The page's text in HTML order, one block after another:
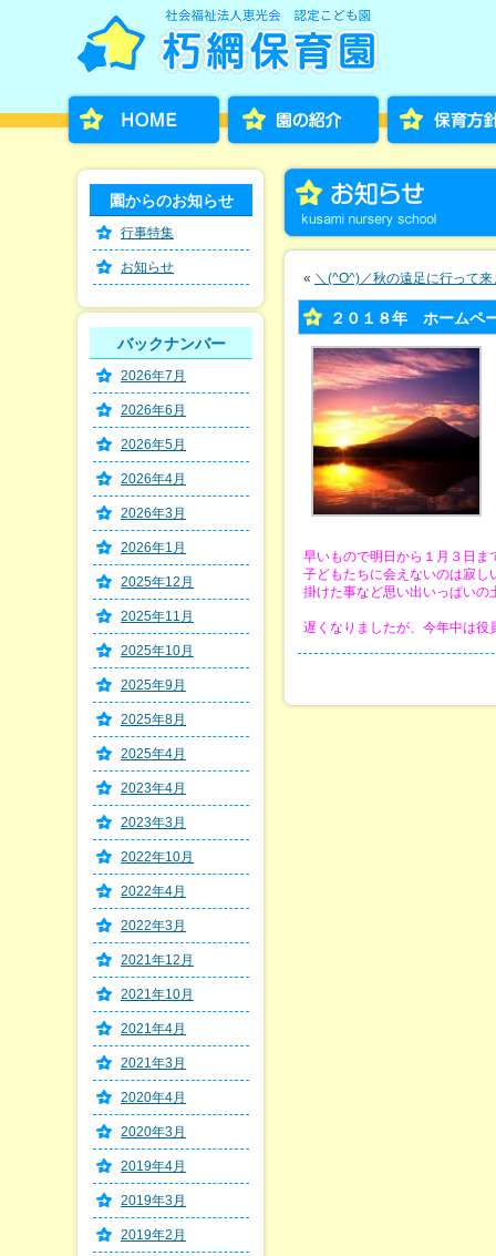
« ＼(^O^)／秋の遠足に行って
２０１８年 ホームペ
早いもので明日から１月３日ま
子どもたちに会えないのは寂し
掛けた事など思い出いっぱいの
遅くなりましたが、今年中は役
園からのお知らせ
行事特集
お知らせ
バックナンバー
2026年7月
2026年6月
2026年5月
2026年4月
2026年3月
2026年1月
2025年12月
2025年11月
2025年10月
2025年9月
2025年8月
2025年4月
2023年4月
2023年3月
2022年10月
2022年4月
2022年3月
2021年12月
2021年10月
2021年4月
2021年3月
2020年4月
2020年3月
2019年4月
2019年3月
2019年2月